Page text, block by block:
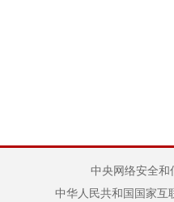
中央网络安全
中华人民共和国国家